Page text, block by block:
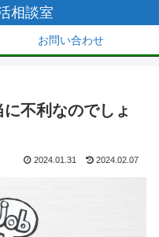
相談室
お問い合わせ
不利なのでしょ
2024.01.31 2024.02.07